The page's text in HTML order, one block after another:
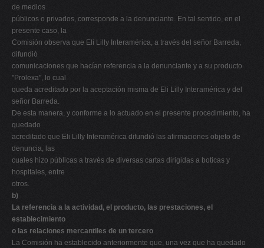
de medios
públicos o privados, corresponde a la denunciante. En tal sentido, en el
presente caso, la
Comisión observa que Eli Lilly Interamérica, a través del señor Barreda,
difundió
comunicaciones que hacían referencia a la denunciante y a su producto
"Prolexa", lo cual
queda acreditado por la aceptación misma de Eli Lilly Interamérica y del
señor Barreda.
De esta manera, y conforme a lo actuado en el presente procedimiento, ha
quedado
acreditado que Eli Lilly Interamérica difundió las afirmaciones objeto de
denuncia, las
cuales hizo públicas a través de diversas cartas dirigidas a boticas y
hospitales, entre
otros.
b)
La referencia a la actividad, el producto, las prestaciones, el
establecimiento
o las relaciones mercantiles de un tercero
La Comisión ha establecido anteriormente que, una vez que ha quedado